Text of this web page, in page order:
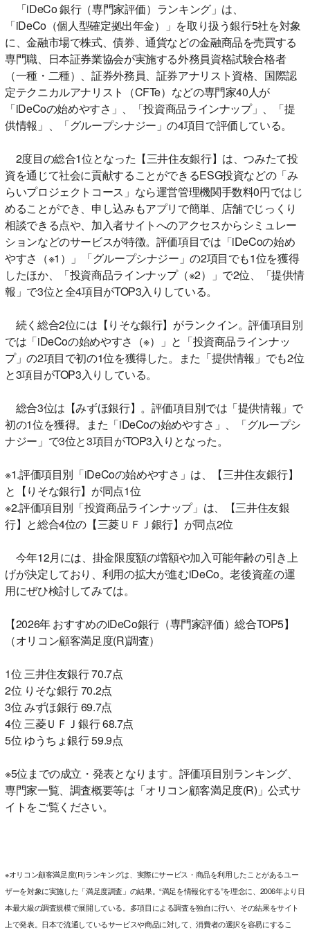
「iDeCo 銀行（専門家評価）ランキング」は、
「iDeCo（個人型確定拠出年金）」を取り扱う銀行5社を対象
に、金融市場で株式、債券、通貨などの金融商品を売買する
専門職、日本証券業協会が実施する外務員資格試験合格者
（一種・二種）、証券外務員、証券アナリスト資格、国際認
定テクニカルアナリスト（CFTe）などの専門家40人が
「iDeCoの始めやすさ」、「投資商品ラインナップ」、「提
供情報」、「グループシナジー」の4項目で評価している。
2度目の総合1位となった【三井住友銀行】は、つみたて投
資を通じて社会に貢献することができるESG投資などの「み
らいプロジェクトコース」なら運営管理機関手数料0円ではじ
めることができ、申し込みもアプリで簡単、店舗でじっくり
相談できる点や、加入者サイトへのアクセスからシミュレー
ションなどのサービスが特徴。評価項目では「iDeCoの始め
やすさ（※1）」「グループシナジー」の2項目でも1位を獲得
したほか、「投資商品ラインナップ（※2）」で2位、「提供情
報」で3位と全4項目がTOP3入りしている。
続く総合2位には【りそな銀行】がランクイン。評価項目別
では「iDeCoの始めやすさ（※）」と「投資商品ラインナッ
プ」の2項目で初の1位を獲得した。また「提供情報」でも2位
と3項目がTOP3入りしている。
総合3位は【みずほ銀行】。評価項目別では「提供情報」で
初の1位を獲得。また「iDeCoの始めやすさ」、「グループシ
ナジー」で3位と3項目がTOP3入りとなった。
※1.評価項目別「iDeCoの始めやすさ」は、【三井住友銀行】
と【りそな銀行】が同点1位
※2.評価項目別「投資商品ラインナップ」は、【三井住友銀
行】と総合4位の【三菱ＵＦＪ銀行】が同点2位
今年12月には、掛金限度額の増額や加入可能年齢の引き上
げが決定しており、利用の拡大が進むiDeCo。老後資産の運
用にぜひ検討してみては。
【2026年 おすすめのiDeCo銀行（専門家評価）総合TOP5】
（オリコン顧客満足度(R)調査）
1位 三井住友銀行 70.7点
2位 りそな銀行 70.2点
3位 みずほ銀行 69.7点
4位 三菱ＵＦＪ銀行 68.7点
5位 ゆうちょ銀行 59.9点
※5位までの成立・発表となります。評価項目別ランキング、
専門家一覧、調査概要等は「オリコン顧客満足度(R)」公式サ
イトをご覧ください。
※オリコン顧客満足度(R)ランキングは、実際にサービス・商品を利用したことがあるユー
ザーを対象に実施した「満足度調査」の結果。“満足を情報化する”を理念に、2006年より日
本最大級の調査規模で展開している。多項目による調査を独自に行い、その結果をサイト
上で発表。日本で流通しているサービスや商品に対して、消費者の選択を容易にするこ